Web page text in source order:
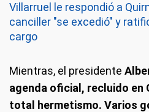
Villarruel le respondió a
canciller "se excedió" y
cargo
Mientras, el presidente
agenda oficial, recluido en
total hermetismo. Varios